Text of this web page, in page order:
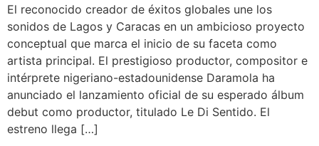
El reconocido creador de éxitos globales une los
sonidos de Lagos y Caracas en un ambicioso proyecto
conceptual que marca el inicio de su faceta como
artista principal. El prestigioso productor, compositor e
intérprete nigeriano-estadounidense Daramola ha
anunciado el lanzamiento oficial de su esperado álbum
debut como productor, titulado Le Di Sentido. El
estreno llega […]